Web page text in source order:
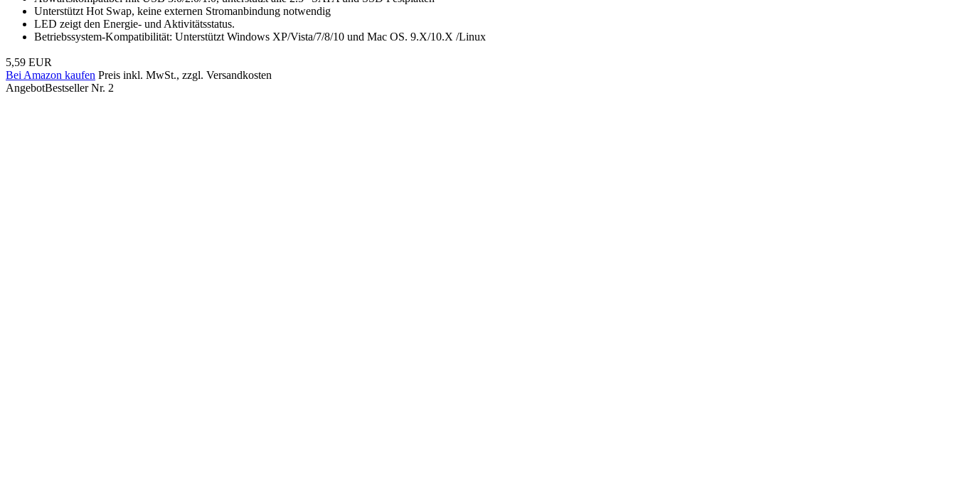
Unterstützt Hot Swap, keine externen Stromanbindung notwendig
LED zeigt den Energie- und Aktivitätsstatus.
Betriebssystem-Kompatibilität: Unterstützt Windows XP/Vista/7/8/10 und Mac OS. 9.X/10.X /Linux
5,59 EUR
Bei Amazon kaufen Preis inkl. MwSt., zzgl. Versandkosten
AngebotBestseller Nr. 2